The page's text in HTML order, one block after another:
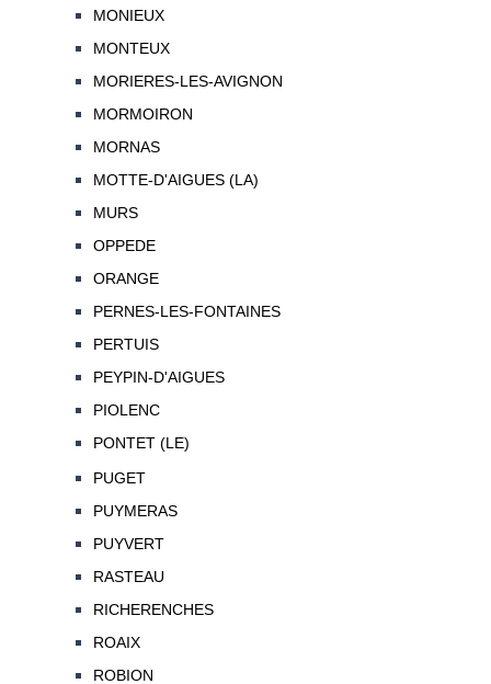
MONIEUX
MONTEUX
MORIERES-LES-AVIGNON
MORMOIRON
MORNAS
MOTTE-D'AIGUES (LA)
MURS
OPPEDE
ORANGE
PERNES-LES-FONTAINES
PERTUIS
PEYPIN-D'AIGUES
PIOLENC
PONTET (LE)
PUGET
PUYMERAS
PUYVERT
RASTEAU
RICHERENCHES
ROAIX
ROBION